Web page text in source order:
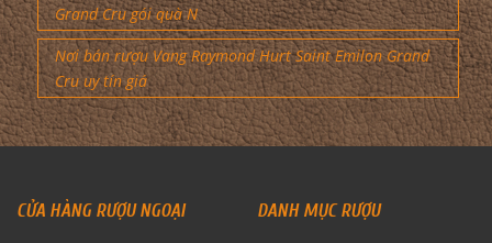
Grand Cru gói quà N
Nơi bán rượu Vang Raymond Hurt Saint Emilon Grand
Cru uy tín giá
CỬA HÀNG RƯỢU NGOẠI DANH MỤC RƯỢU